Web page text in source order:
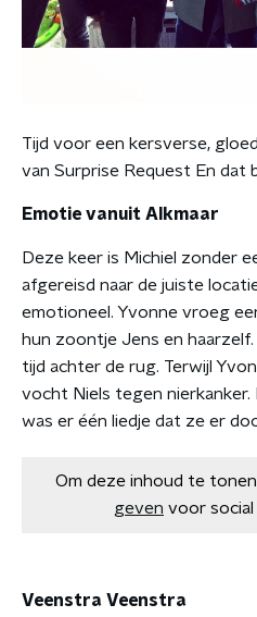
Tijd voor een kersverse,
van Surprise Request En dat
Emotie vanuit Alkmaar
Deze keer is Michiel zonder
afgereisd naar de juiste
emotioneel. Yvonne vroeg
hun zoontje Jens en
tijd achter de rug. Terwijl
vocht Niels tegen nierkanker.
was er één liedje dat ze er
Om deze inhoud te
geven voor social
Veenstra Veenstra